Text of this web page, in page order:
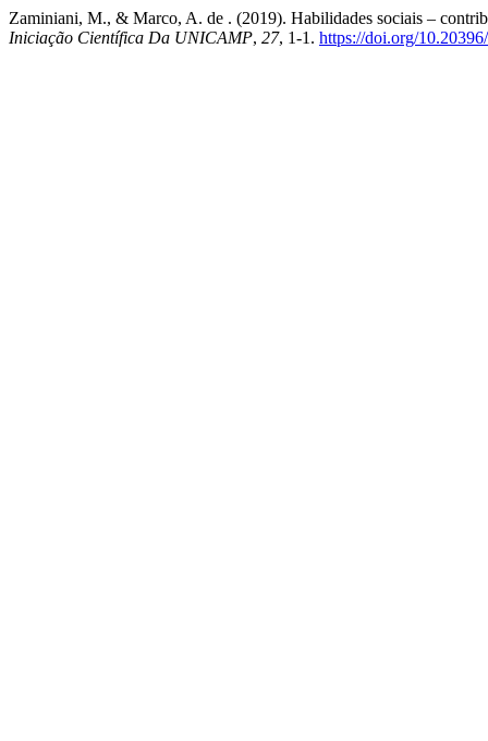
Zaminiani, M., & Marco, A. de . (2019). Habilidades sociais –
Iniciação Científica Da UNICAMP, 27, 1-1. https://doi.org/